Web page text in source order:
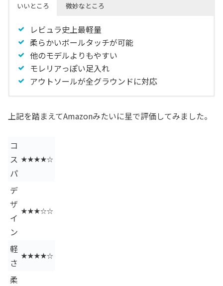
いいところ 微妙なところ
レビュラ史上最軽量
柔らかいボールタッチが可能
他のモデルよりもやすい
モレリアっぽい足入れ
アウトソールが全グラウンドに対応
上記を踏まえてAmazonみたいに星で評価してみました。
コ
ス
パ
★★★★☆
デ
ザ
イ
ン
★★★☆☆
軽
さ
★★★★☆
柔